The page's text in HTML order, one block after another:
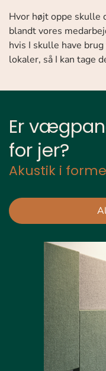
Hvor højt oppe skulle
blandt vores
hvis I skulle have
lokaler, så I kan tage
Er
for jer?
Akustik i